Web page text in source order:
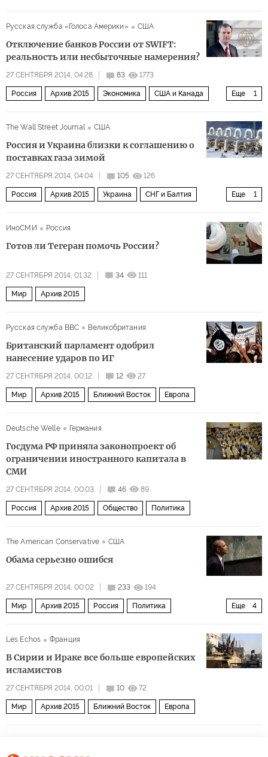
Русская служба «Голоса Америки» США
Отключение банков России от SWIFT:
реальность или несбыточные намерения?
27 СЕНТЯБРЯ 2014, 04:28 83 1773
Еще 1
Россия Архив 2015 Экономика США и Канада
The Wall Street Journal
США
Россия и Украина близки к соглашению о
поставках газа зимой
27 СЕНТЯБРЯ 2014, 04:04 105 126
Еще 1
Россия Архив 2015 Украина СНГ и Балтия
ИноСМИ
Россия
Готов ли Тегеран помочь России?
27 СЕНТЯБРЯ 2014, 01:32 34 111
Мир Архив 2015
Русская служба BBC Великобритания
Британский парламент одобрил
нанесение ударов по ИГ
27 СЕНТЯБРЯ 2014, 00:12 12 27
Мир Архив 2015 Ближний Восток Европа
Deutsche Welle Германия
Госдума РФ приняла законопроект об
ограничении иностранного капитала в
СМИ
27 СЕНТЯБРЯ 2014, 00:03 46 89
Россия Архив 2015 Общество Политика
The American Conservative США
Обама серьезно ошибся
27 СЕНТЯБРЯ 2014, 00:02 233 194
Еще 4
Мир Архив 2015 Россия Политика
Les Echos Франция
В Сирии и Ираке все больше европейских
исламистов
27 СЕНТЯБРЯ 2014, 00:01 10 72
Мир Архив 2015 Ближний Восток Европа